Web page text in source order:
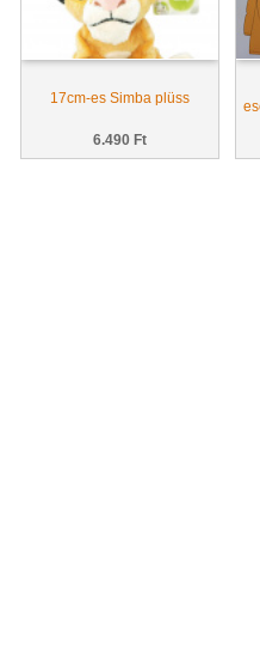
17cm-es Simba plüss
6.490 Ft